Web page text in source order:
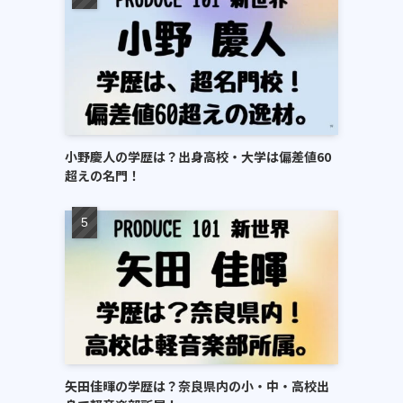
小野慶人の学歴は？出身高校・大学は偏差値60
超えの名門！
矢田佳暉の学歴は？奈良県内の小・中・高校出